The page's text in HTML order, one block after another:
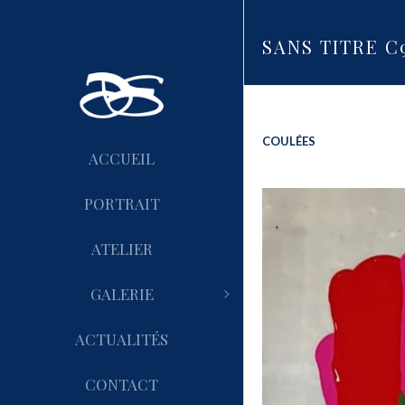
ACCUEIL
PORTRAIT
ATELIER
GALERIE
ACTUALITÉS
CONTACT
SANS TITRE
COULÉES